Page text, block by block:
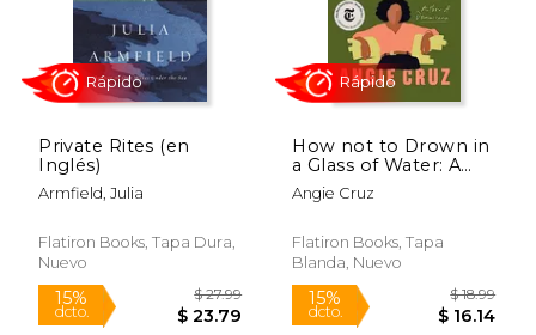
Private Rites (en
Inglés)
Armfield, Julia
Flatiron Books, Tapa Dura,
Nuevo
How not to Drown in
a Glass of Water: A
Novel (en Inglés)
Angie Cruz
Flatiron Books, Tapa
Blanda, Nuevo